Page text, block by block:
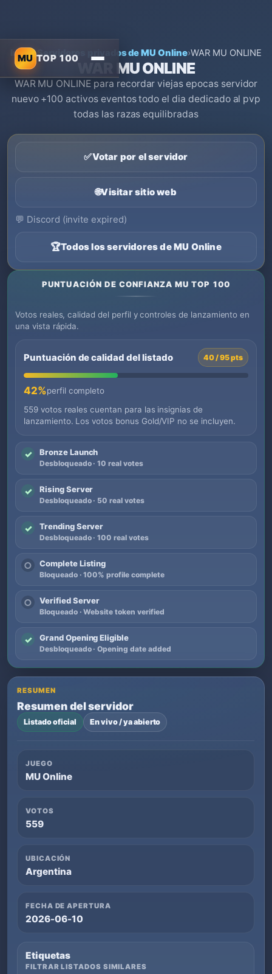
MU TOP 100
Inicio›Servidores privados de MU Online›WAR MU ONLINE
WAR MU ONLINE
WAR MU ONLINE para recordar viejas epocas servidor
nuevo +100 activos eventos todo el dia dedicado al pvp
todas las razas equilibradas
✅Votar por el servidor
🌐Visitar sitio web
💬 Discord (invite expired)
🏆Todos los servidores de MU Online
PUNTUACIÓN DE CONFIANZA MU TOP 100
Votos reales, calidad del perfil y controles de lanzamiento en
una vista rápida.
Puntuación de calidad del listado 40 / 95 pts
42%perfil completo
559 votos reales cuentan para las insignias de
lanzamiento. Los votos bonus Gold/VIP no se incluyen.
✓ Bronze Launch
Desbloqueado · 10 real votes
✓ Rising Server
Desbloqueado · 50 real votes
✓ Trending Server
Desbloqueado · 100 real votes
○ Complete Listing
Bloqueado · 100% profile complete
○ Verified Server
Bloqueado · Website token verified
✓ Grand Opening Eligible
Desbloqueado · Opening date added
RESUMEN
Resumen del servidor
Listado oficial En vivo / ya abierto
JUEGO
MU Online
VOTOS
559
UBICACIÓN
Argentina
FECHA DE APERTURA
2026-06-10
Etiquetas
FILTRAR LISTADOS SIMILARES